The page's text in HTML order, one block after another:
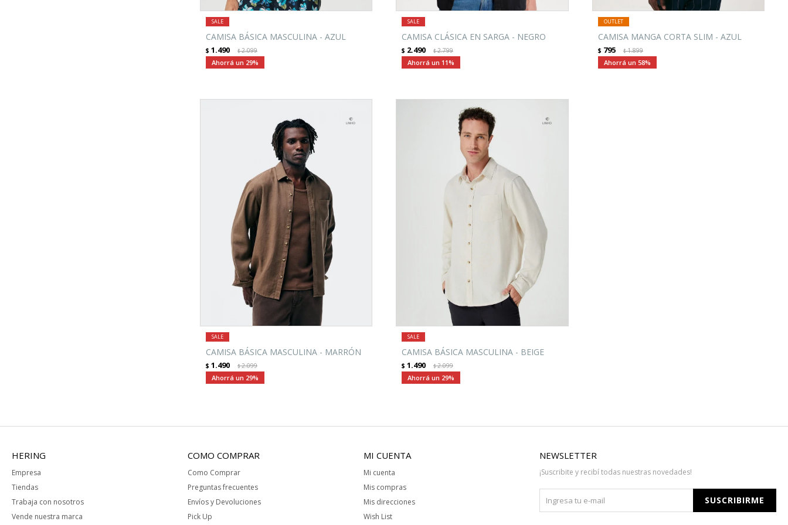
CAMISA BÁSICA MASCULINA - AZUL
$ 1.490 $2.099
29
CAMISA CLÁSICA EN SARGA - NEGRO
$ 2.490 $2.799
11
CAMISA MANGA CORTA SLIM - AZUL
$ 795 $1.899
58
CAMISA BÁSICA MASCULINA - MARRÓN
$ 1.490 $2.099
29
CAMISA BÁSICA MASCULINA - BEIGE
$ 1.490 $2.099
29
HERING
Empresa
Tiendas
Trabaja con nosotros
Vende nuestra marca
COMO COMPRAR
Como Comprar
Preguntas frecuentes
Envíos y Devoluciones
Pick Up
MI CUENTA
Mi cuenta
Mis compras
Mis direcciones
Wish List
NEWSLETTER
¡Suscribite y recibí todas nuestras novedades!
SUSCRIBIRME